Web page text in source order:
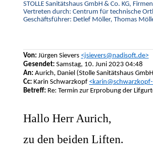
STOLLE Sanitätshaus GmbH & Co. KG,
Vertreten durch: Centrum für technische
Geschäftsführer: Detlef Möller, Thomas
Von: Jürgen Sievers <jsievers@nadisoft.de>
Gesendet: Samstag, 10. Juni 2023 04:48
An: Aurich, Daniel (Stolle Sanitätshaus
Cc: Karin Schwarzkopf
Betreff: Re: Termin zur Erprobung der
Hallo Herr Aurich,
zu den beiden Liften.